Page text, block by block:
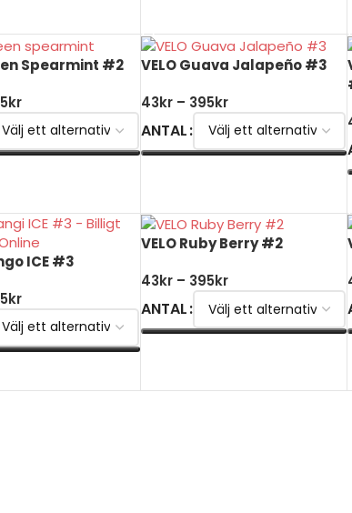
Spearmint #2
kr
VELO Guava Jalapeño #3
43kr – 395kr
ANTAL
ICE #3
kr
VELO Ruby Berry #2
43kr – 395kr
ANTAL